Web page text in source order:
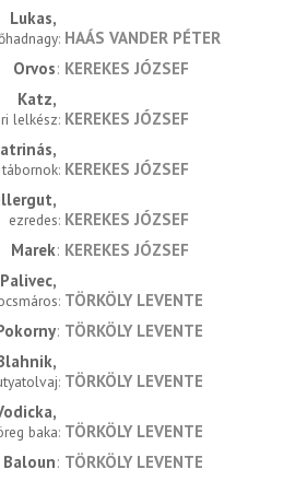
Lukas
HAÁS VANDER PÉTER
Orvos KEREKES JÓZSEF
Katz
lelkész KEREKES JÓZSEF
tábornok KEREKES JÓZSEF
ezredes KEREKES JÓZSEF
Marek KEREKES JÓZSEF
Palivec
TÖRKÖLY LEVENTE
TÖRKÖLY LEVENTE
TÖRKÖLY LEVENTE
baka TÖRKÖLY LEVENTE
Baloun TÖRKÖLY LEVENTE